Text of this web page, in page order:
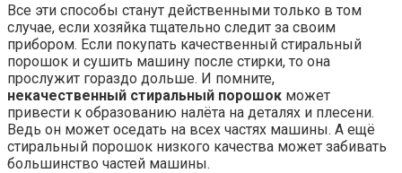
Все эти способы станут действенными только в том
случае, если хозяйка тщательно следит за своим
прибором. Если покупать качественный стиральный
порошок и сушить машину после стирки, то она
прослужит гораздо дольше. И помните,
некачественный стиральный порошок может
привести к образованию налёта на деталях и плесени.
Ведь он может оседать на всех частях машины. А ещё
стиральный порошок низкого качества может забивать
большинство частей машины.